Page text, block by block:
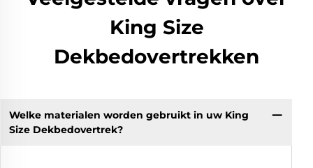
King Size
Dekbedovertrekken
Welke materialen worden gebruikt in uw King
Size Dekbedovertrek?